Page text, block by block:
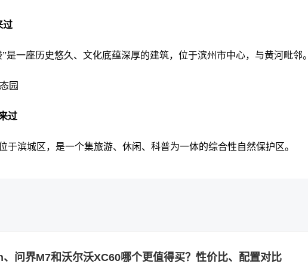
过
是一座历史悠久、文化底蕴深厚的建筑，位于滨州市中心，与黄河毗邻。
园
过
于滨城区，是一个集旅游、休闲、科普为一体的综合性自然保护区。
问界M7和沃尔沃XC60哪个更值得买？性价比、配置对比